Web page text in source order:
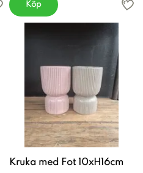
Köp
Kruka med Fot 10xH16cm